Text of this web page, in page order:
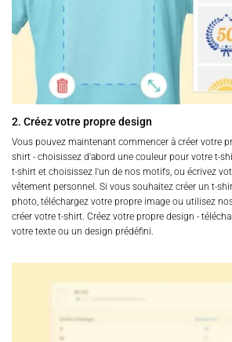
2. Créez votre propre design
Vous pouvez maintenant commencer à créer votre
shirt - choisissez d'abord une couleur pour votre t-
t-shirt et choisissez l'un de nos motifs, ou écrivez
vêtement personnel. Si vous souhaitez créer un t-
photo, téléchargez votre propre image ou utilisez
créer votre t-shirt. Créez votre propre design -
votre texte ou un design prédéfini.